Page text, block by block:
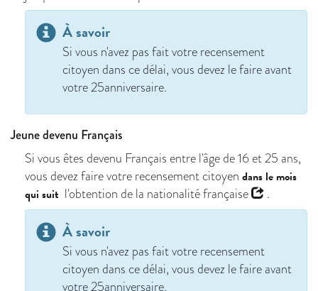
À savoir
Si vous n'avez pas fait votre recensement
citoyen dans ce délai, vous devez le faire avant
votre 25anniversaire.
Jeune devenu Français
Si vous êtes devenu Français entre l'âge de 16 et 25 ans,
vous devez faire votre recensement citoyen dans le mois
qui suit l'obtention de la nationalité française .
À savoir
Si vous n'avez pas fait votre recensement
citoyen dans ce délai, vous devez le faire avant
votre 25anniversaire.